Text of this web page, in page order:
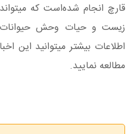
قارچ انجام شده‌است که
زیست و حیات وحش
اطلاعات بیشتر میتوانید این
مطالعه نمایید.